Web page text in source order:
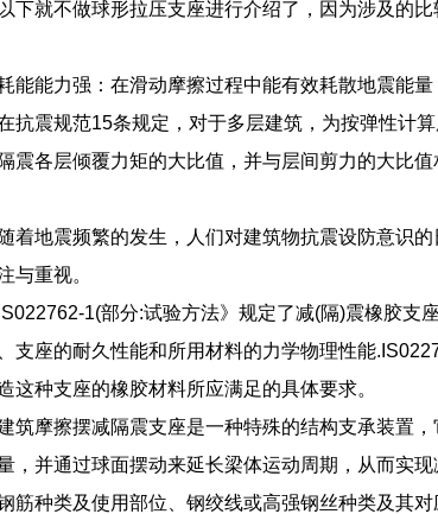
以下就不做球形拉压支座进行介绍了，因为涉及的
能能力强：在滑动摩擦过程中能有效耗散地震能量
抗震规范15条规定，对于多层建筑，为按弹性计
震各层倾覆力矩的大比值，并与层间剪力的大比
随着地震频繁的发生，人们对建筑物抗震设防意识
与重视。
IS022762-1(部分:试验方法》规定了减(隔)震橡胶
支座的耐久性能和所用材料的力学物理性能
这种支座的橡胶材料所应满足的具体要求。
筑摩擦摆减隔震支座是一种特殊的结构支承装置
，并通过球面摆动来延长梁体运动周期，从而实现
筋种类及使用部位、钢绞线或高强钢丝种类及其